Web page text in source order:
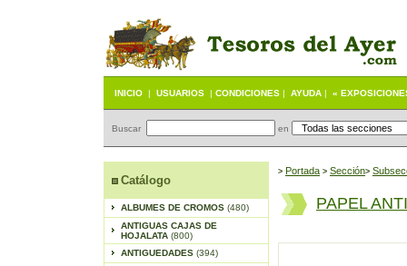
INICIO | USUARIOS | CONDICIONES | AYUDA | «
Buscar en
Catálogo
ALBUMES DE CROMOS (480)
ANTIGUAS CAJAS DE
HOJALATA (800)
ANTIGUEDADES (394)
> Portada > Sección>
PAPEL